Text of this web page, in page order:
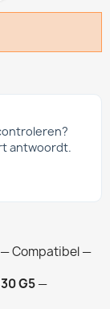
antwoordt.
— Compatibel —
G5—